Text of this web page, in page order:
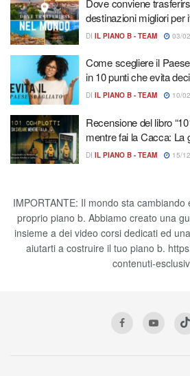
destinazioni migliori per
DI IL PIANO B - TEAM 03/
Come scegliere il
in 10 punti che evita
DI IL PIANO B - TEAM 10/
Recensione del libro
mentre fai la Cacca: La
DI IL PIANO B - TEAM 15/
IMPORTANTE: Il mondo sta
proprio piano b. Abbiamo creato una
insieme a dei video corsi dedicati ed
aiutarti a costruire il tuo piano b.
contenuti-